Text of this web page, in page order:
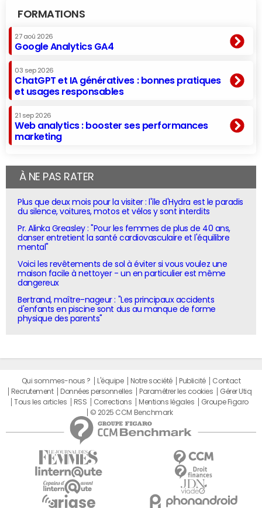
FORMATIONS
27 aoû 2026
Google Analytics GA4
03 sep 2026
ChatGPT et IA génératives : bonnes pratiques
et usages responsables
21 sep 2026
Web analytics : booster ses performances
marketing
À NE PAS RATER
Plus que deux mois pour la visiter : l'île d'Hydra est le paradis
du silence, voitures, motos et vélos y sont interdits
Pr. Alinka Greasley : "Pour les femmes de plus de 40 ans,
danser entretient la santé cardiovasculaire et l'équilibre
mental"
Voici les revêtements de sol à éviter si vous voulez une
maison facile à nettoyer - un en particulier est même
dangereux
Bertrand, maître-nageur : "Les principaux accidents
d'enfants en piscine sont dus au manque de forme
physique des parents"
Qui sommes-nous ? L'équipe Notre société Publicité
Contact
Recrutement
Données personnelles Paramétrer les cookies
Gérer Utiq
Tous les articles
RSS Corrections Mentions légales
Groupe Figaro
© 2025 CCM Benchmark